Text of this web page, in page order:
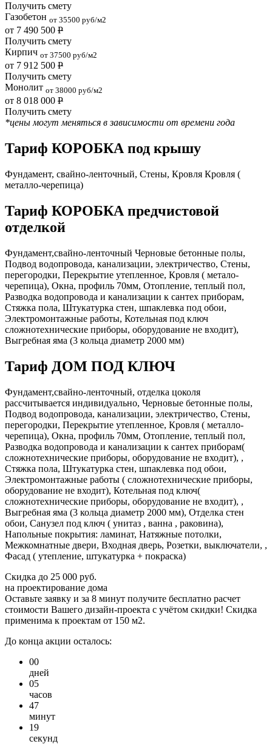
Получить смету
Газобетон от 35500 руб/м2
от 7 490 500 Р
Получить смету
Кирпич от 37500 руб/м2
от 7 912 500 Р
Получить смету
Монолит от 38000 руб/м2
от 8 018 000 Р
Получить смету
*цены могут меняться в зависимости от времени года
Тариф КОРОБКА под крышу
Фундамент, свайно-ленточный, Стены, Кровля Кровля (
металло-черепица)
Тариф КОРОБКА предчистовой
отделкой
Фундамент,свайно-ленточный Черновые бетонные полы,
Подвод водопровода, канализации, электричество, Стены,
перегородки, Перекрытие утепленное, Кровля ( метало-
черепица), Окна, профиль 70мм, Отопление, теплый пол,
Разводка водопровода и канализации к сантех приборам,
Стяжка пола, Штукатурка стен, шпаклевка под обои,
Электромонтажные работы, Котельная под ключ
сложнотехнические приборы, оборудование не входит),
Выгребная яма (3 кольца диаметр 2000 мм)
Тариф ДОМ ПОД КЛЮЧ
Фундамент,свайно-ленточный, отделка цоколя
рассчитывается индивидуально, Черновые бетонные полы,
Подвод водопровода, канализации, электричество, Стены,
перегородки, Перекрытие утепленное, Кровля ( металло-
черепица), Окна, профиль 70мм, Отопление, теплый пол,
Разводка водопровода и канализации к сантех приборам(
сложнотехнические приборы, оборудование не входит), ,
Стяжка пола, Штукатурка стен, шпаклевка под обои,
Электромонтажные работы ( сложнотехнические приборы,
оборудование не входит), Котельная под ключ(
сложнотехнические приборы, оборудование не входит), ,
Выгребная яма (3 кольца диаметр 2000 мм), Отделка стен
обои, Санузел под ключ ( унитаз , ванна , раковина),
Напольные покрытия: ламинат, Натяжные потолки,
Межкомнатные двери, Входная дверь, Розетки, выключатели, ,
Фасад ( утепление, штукатурка + покраска)
Скидка до 25 000 руб.
на проектирование дома
Оставьте заявку и за 8 минут получите бесплатно расчет
стоимости Вашего дизайн-проекта с учётом скидки! Скидка
применима к проектам от 150 м2.
До конца акции осталось:
00
дней
05
часов
47
минут
19
секунд